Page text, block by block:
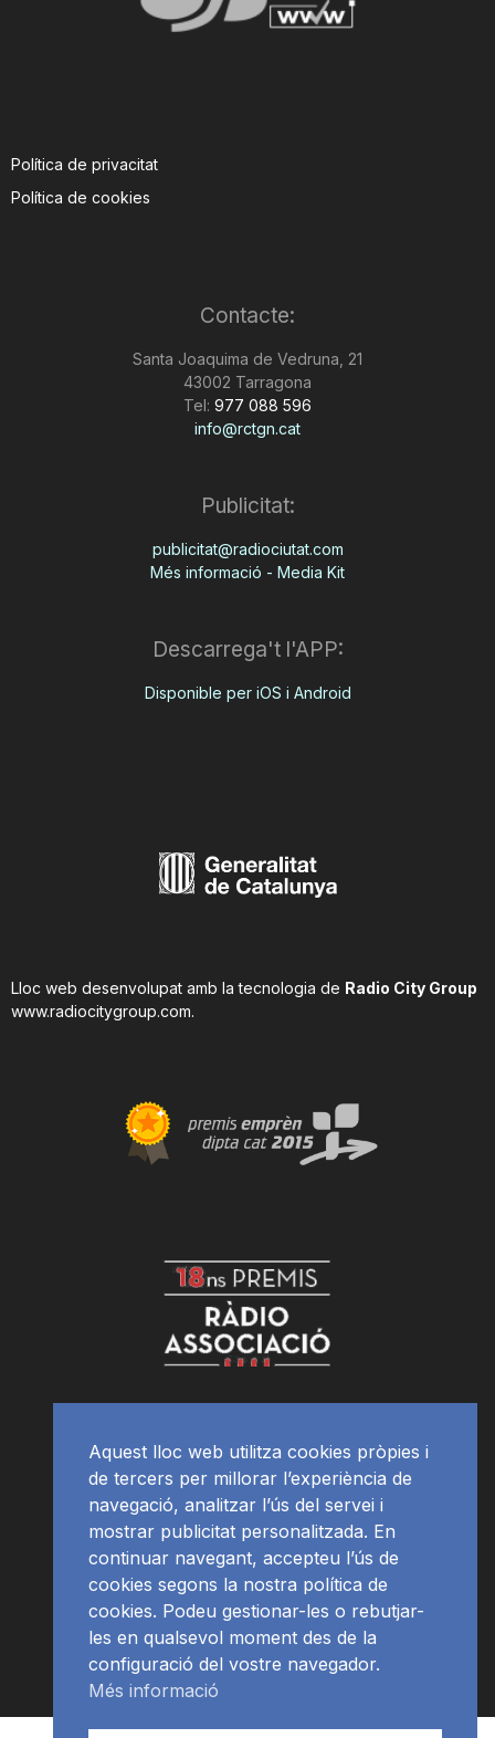
Política de privacitat
Política de cookies
Contacte:
Santa Joaquima de Vedruna, 21
43002 Tarragona
Tel: 977 088 596
info@rctgn.cat
Publicitat:
publicitat@radiociutat.com
Més informació - Media Kit
Descarrega't l'APP:
Disponible per iOS i Android
Lloc web desenvolupat amb la tecnologia de Radio City Group
www.radiocitygroup.com.
Aquest lloc web utilitza cookies pròpies i
de tercers per millorar l’experiència de
navegació, analitzar l’ús del servei i
mostrar publicitat personalitzada. En
continuar navegant, accepteu l’ús de
cookies segons la nostra política de
cookies. Podeu gestionar-les o rebutjar-
les en qualsevol moment des de la
configuració del vostre navegador.
Més informació